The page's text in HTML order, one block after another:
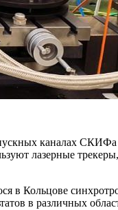
каналах
лазерные
в Кольцове
в различных